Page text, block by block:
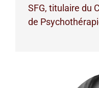
SFG, titulaire du
de